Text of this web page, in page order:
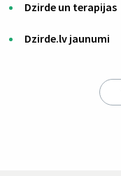
Dzirde un terapijas
Dzirde.lv jaunumi